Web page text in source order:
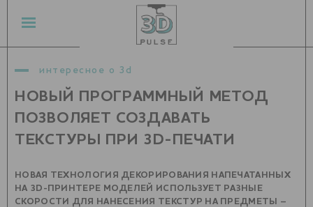
интересное о 3d
НОВЫЙ ПРОГРАММНЫЙ МЕТОД
ПОЗВОЛЯЕТ СОЗДАВАТЬ
ТЕКСТУРЫ ПРИ 3D-ПЕЧАТИ
НОВАЯ ТЕХНОЛОГИЯ ДЕКОРИРОВАНИЯ НАПЕЧАТАННЫХ
НА 3D-ПРИНТЕРЕ МОДЕЛЕЙ ИСПОЛЬЗУЕТ РАЗНЫЕ
СКОРОСТИ ДЛЯ НАНЕСЕНИЯ ТЕКСТУР НА ПРЕДМЕТЫ –